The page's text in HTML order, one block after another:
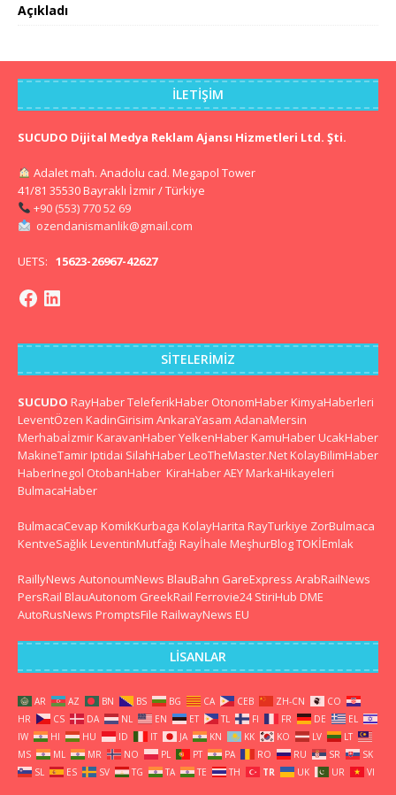
Açıkladı
İLETIŞIM
SUCUDO Dijital Medya Reklam Ajansı Hizmetleri Ltd. Şti.
Adalet mah. Anadolu cad. Megapol Tower
41/81 35530 Bayraklı İzmir / Türkiye
+90 (553) 770 52 69
ozendanismanlik@gmail.com
UETS: 15623-26967-42627
SITELERIMIZ
SUCUDO RayHaberTeleferikHaber OtonomHaber KimyaHaberleri
LeventÖzen KadinGirisim AnkaraYasam AdanaMersin
Merhabaİzmir KaravanHaberYelkenHaber KamuHaber UcakHaber
MakineTamir Iptidai SilahHaber LeoTheMaster.Net KolayBilimHaber
HaberInegol OtobanHaber KiraHaberAEY MarkaHikayeleri
BulmacaHaber
BulmacaCevap KomikKurbaga KolayHarita RayTurkiye ZorBulmaca
KentveSağlık LeventinMutfağı Rayİhale MeşhurBlogTOKİEmlak
RaillyNews AutonoumNews BlauBahn GareExpress ArabRailNews
PersRail BlauAutonom GreekRail Ferrovie24 StiriHub DME
AutoRusNews PromptsFile RailwayNews EU
LISANLAR
AR AZ BN BS BG CA CEB ZH-CN
CO
HR
CS DA NL EN ET TL FI FR DE
EL
IW
HI HU ID IT JA KN KK KO LV
LT
MS
ML MR NO PL PT PA RO RU SR
SK
SL
ES SV TG TA TE TH TR UK UR VI